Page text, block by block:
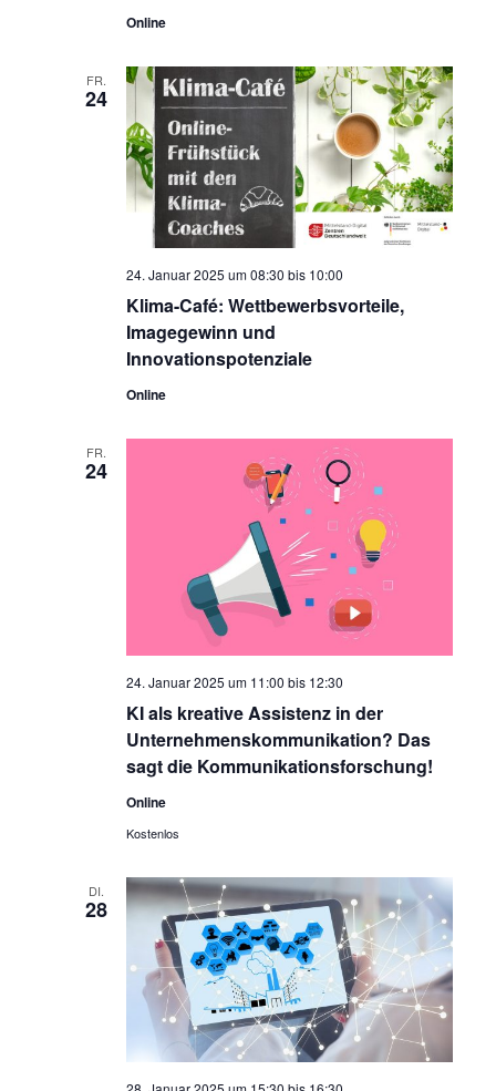
Online
FR.
24
Klima-Café: Wettbewerbsvorteile,
Imagegewinn und
Innovationspotenziale
24. Januar 2025 um 08:30 bis 10:00
Online
FR.
24
KI als kreative Assistenz in der
Unternehmenskommunikation? Das
sagt die Kommunikationsforschung!
24. Januar 2025 um 11:00 bis 12:30
Online
Kostenlos
DI.
28